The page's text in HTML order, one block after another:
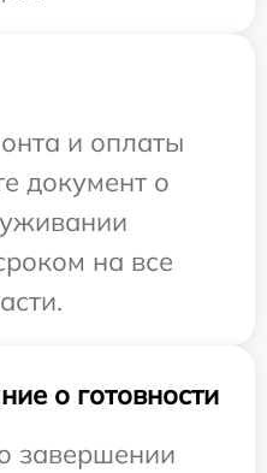
и оплаты
документ о
на все
о готовности
завершении